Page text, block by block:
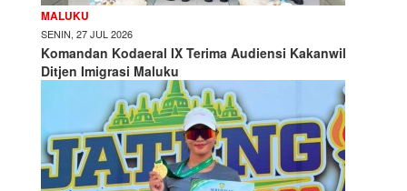
MALUKU
SENIN, 27 JUL 2026
Komandan Kodaeral IX Terima Audiensi Kakanwil
Ditjen Imigrasi Maluku